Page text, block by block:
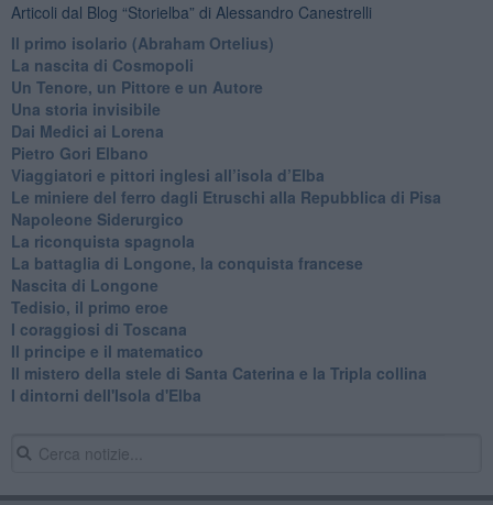
Articoli dal Blog “Storielba” di Alessandro Canestrelli
Il primo isolario (Abraham Ortelius)
La nascita di Cosmopoli
​Un Tenore, un Pittore e un Autore
Una storia invisibile
Dai Medici ai Lorena
​Pietro Gori Elbano
​Viaggiatori e pittori inglesi all’isola d’Elba
Le miniere del ferro dagli Etruschi alla Repubblica di Pisa
​Napoleone Siderurgico
​La riconquista spagnola
​La battaglia di Longone, la conquista francese
Nascita di Longone
Tedisio, il primo eroe
I coraggiosi di Toscana
Il principe e il matematico
Il mistero della stele di Santa Caterina e la Tripla collina
I dintorni dell'Isola d'Elba